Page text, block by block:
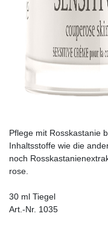
Pflege mit Rosskastanie
Inhaltsstoffe wie die
noch
rose.
30 ml Tiegel
Art.-Nr. 1035